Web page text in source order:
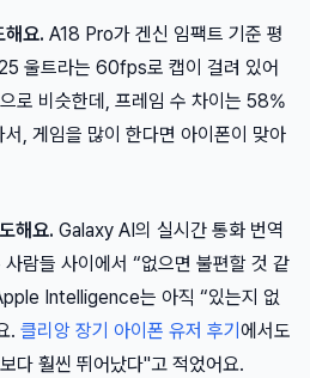
요. A18 Pro가 겐신 임팩트 기준 평
울트라는 60fps로 캡이 걸려 있어
로 비슷한데, 프레임 수 차이는 58%
, 게임을 많이 한다면 아이폰이 맞아
해요. Galaxy AI의 실시간 통화 번역
람들 사이에서 “없으면 불편할 것 같
Intelligence는 아직 “있는지 없
. 클리앙 장기 아이폰 유저 후기 에서도
다 훨씬 뛰어났다"고 적었어요.